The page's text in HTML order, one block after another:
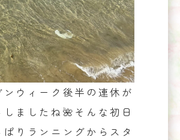
ンウィーク後半の連休が
しましたね🌺そんな初日
ぱりランニングからスタ